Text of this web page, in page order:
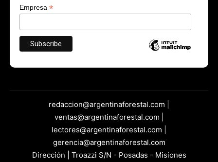
Empresa *
redaccion@argentinaforestal.com |
ventas@argentinaforestal.com |
lectores@argentinaforestal.com |
gerencia@argentinaforestal.com
Dirección | Troazzi S/N - Posadas - Misiones